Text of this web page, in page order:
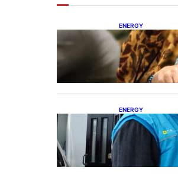
ENERGY
IESR:
jadi Kunci
GW
ENERGY
Ada 21.865
Gunakan
Services PLN